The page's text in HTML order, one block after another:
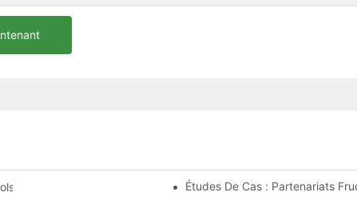
De Plage Idéal Pour Votre EntrepriseÉtudes De Cas : Partenariats